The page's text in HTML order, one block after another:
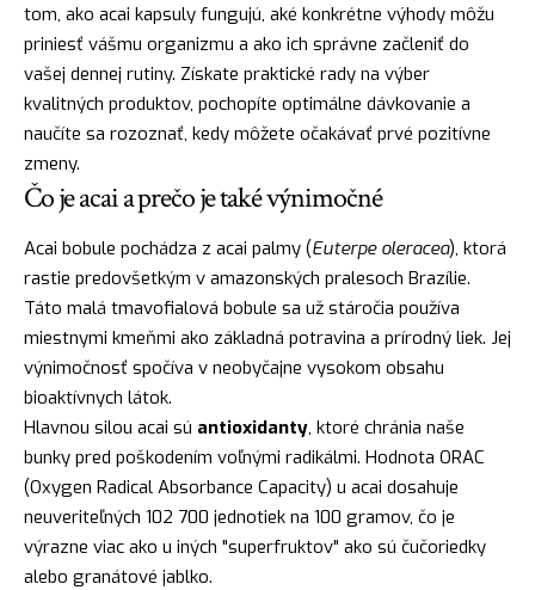
tom, ako acai kapsuly fungujú, aké konkrétne výhody môžu
priniesť vášmu organizmu a ako ich správne začleniť do
vašej dennej rutiny. Získate praktické rady na výber
kvalitných produktov, pochopíte optimálne dávkovanie a
naučíte sa rozoznať, kedy môžete očakávať prvé pozitívne
zmeny.
Čo je acai a prečo je také výnimočné
Acai bobule pochádza z acai palmy (Euterpe oleracea), ktorá
rastie predovšetkým v amazonských pralesoch Brazílie.
Táto malá tmavofialová bobule sa už stáročia používa
miestnymi kmeňmi ako základná potravina a prírodný liek. Jej
výnimočnosť spočíva v neobyčajne vysokom obsahu
bioaktívnych látok.
Hlavnou silou acai sú antioxidanty, ktoré chránia naše
bunky pred poškodením voľnými radikálmi. Hodnota ORAC
(Oxygen Radical Absorbance Capacity) u acai dosahuje
neuveriteľných 102 700 jednotiek na 100 gramov, čo je
výrazne viac ako u iných "superfruktov" ako sú čučoriedky
alebo granátové jablko.